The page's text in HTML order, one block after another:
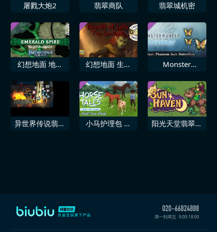
屠戮大炮2 翡翠商队 翡翠城机密
幻想地面 地理
戏 翡翠尖塔超
级地牢翻转垫多
包
幻想地面 生命
者
Monster
Iceborne 追加
饰物「幻想蝴蝶
·翡翠」
异世界传说翡翠
小马护理包 马
阳光天堂翡翠优
周一到周五 9:00-18:00